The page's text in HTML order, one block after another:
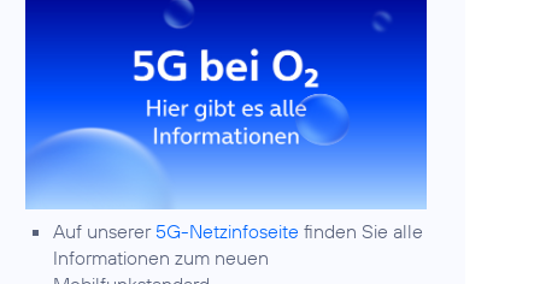
Auf unserer 5G-Netzinfoseite finden Sie alle
Informationen zum neuen